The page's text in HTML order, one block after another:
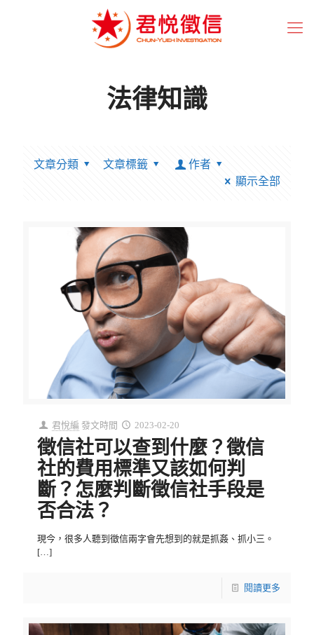
法律知識
文章分類 文章標籤
作者
顯示全部
君悅編 發文時間 2023-02-20
徵信社可以查到什麼？徵信
社的費用標準又該如何判
斷？怎麼判斷徵信社手段是
否合法？
現今，很多人聽到徵信兩字會先想到的就是抓姦、抓小三。
[…]
閱讀更多